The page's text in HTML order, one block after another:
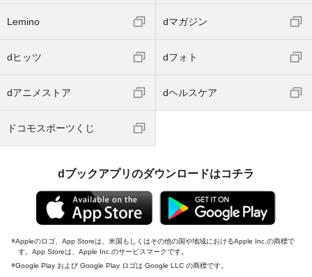
Lemino dマガジン
dヒッツ dフォト
dアニメストア dヘルスケア
ドコモスポーツくじ
dブックアプリのダウンロードはコチラ
Appleのロゴ、App Storeは、米国もしくはその他の国や地域におけるApple Inc.の商標で
す。App Storeは、Apple Inc.のサービスマークです。
Google Play および Google Play ロゴは Google LLC の商標です。